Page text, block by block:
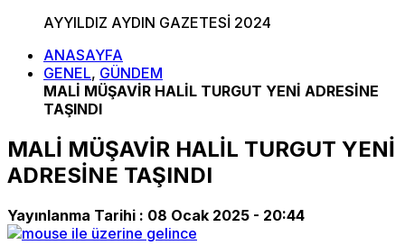
AYYILDIZ AYDIN GAZETESİ 2024
ANASAYFA
GENEL, GÜNDEM
MALİ MÜŞAVİR HALİL TURGUT YENİ ADRESİNE
TAŞINDI
MALİ MÜŞAVİR HALİL TURGUT YENİ
ADRESİNE TAŞINDI
Yayınlanma Tarihi : 08 Ocak 2025 - 20:44